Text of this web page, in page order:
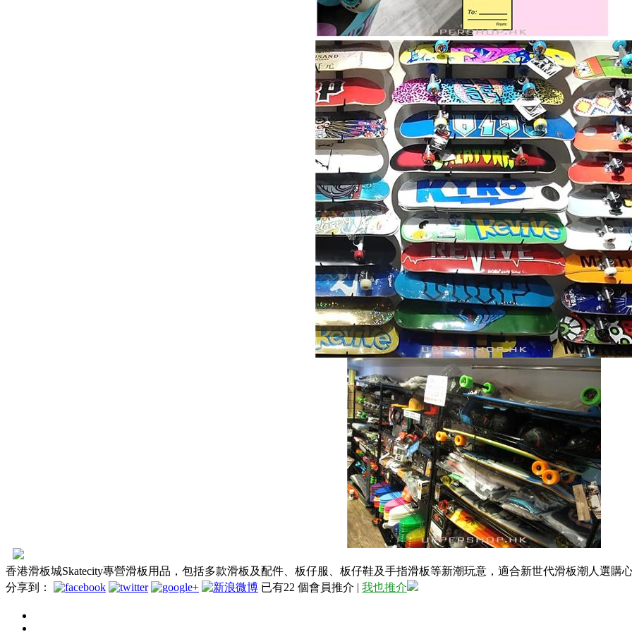
香港滑板城Skatecity專營滑板用品，包括多款滑板及配件、板仔服、板仔鞋及手指滑板等新潮玩意，適合新世代滑板潮人選購
分享到：
已有22 個會員推介 | 我也推介